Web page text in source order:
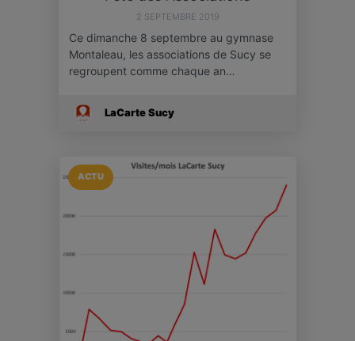
2 SEPTEMBRE 2019
Ce dimanche 8 septembre au gymnase
Montaleau, les associations de Sucy se
regroupent comme chaque an…
LaCarte Sucy
ACTU